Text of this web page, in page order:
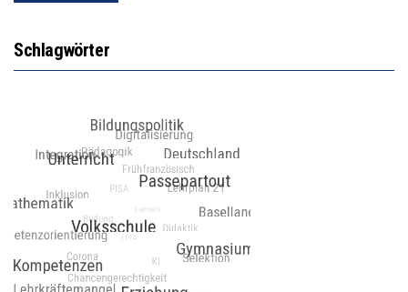
Schlagwörter